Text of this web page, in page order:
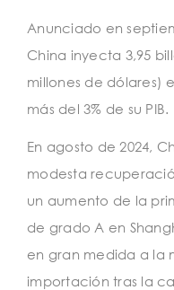
Anunciado en
China inyecta 3,95
millones de dólares)
más del 3% de su PIB.
En agosto de 2024,
modesta
un aumento de la
de grado A en
en gran medida a la
importación tras la